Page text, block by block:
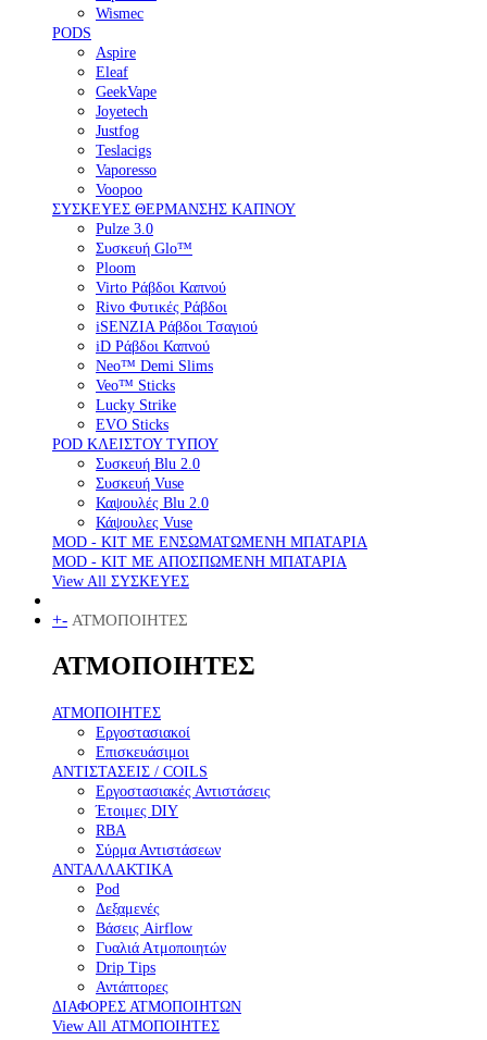
Wismec
PODS
Aspire
Eleaf
GeekVape
Joyetech
Justfog
Teslacigs
Vaporesso
Voopoo
ΣΥΣΚΕΥΕΣ ΘΕΡΜΑΝΣΗΣ ΚΑΠΝΟΥ
Pulze 3.0
Συσκευή Glo™
Ploom
Virto Ράβδοι Καπνού
Rivo Φυτικές Ράβδοι
iSENZIA Ράβδοι Τσαγιού
iD Ράβδοι Καπνού
Neo™ Demi Slims
Veo™ Sticks
Lucky Strike
EVO Sticks
POD ΚΛΕΙΣΤΟΥ ΤΥΠΟΥ
Συσκευή Blu 2.0
Συσκευή Vuse
Καψουλές Blu 2.0
Κάψουλες Vuse
MOD - KIT ΜΕ ΕΝΣΩΜΑΤΩΜΕΝΗ ΜΠΑΤΑΡΙΑ
MOD - KIT ΜΕ ΑΠΟΣΠΩΜΕΝΗ ΜΠΑΤΑΡΙΑ
View All ΣΥΣΚΕΥΕΣ
+- ΑΤΜΟΠΟΙΗΤΕΣ
ΑΤΜΟΠΟΙΗΤΕΣ
ΑΤΜΟΠΟΙΗΤΕΣ
Εργοστασιακοί
Επισκευάσιμοι
ΑΝΤΙΣΤΑΣΕΙΣ / COILS
Εργοστασιακές Αντιστάσεις
Έτοιμες DIY
RBA
Σύρμα Αντιστάσεων
ΑΝΤΑΛΛΑΚΤΙΚΑ
Pod
Δεξαμενές
Βάσεις Airflow
Γυαλιά Ατμοποιητών
Drip Tips
Αντάπτορες
ΔΙΑΦΟΡΕΣ ΑΤΜΟΠΟΙΗΤΩΝ
View All ΑΤΜΟΠΟΙΗΤΕΣ